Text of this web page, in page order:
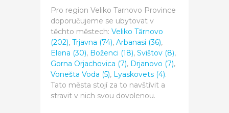
Pro region Veliko Tarnovo Province
doporučujeme se ubytovat v
těchto městech: Veliko Tărnovo
(202), Trjavna (74), Arbanasi (36),
Elena (30), Boženci (18), Svištov (8),
Gorna Orjachovica (7), Drjanovo (7),
Vonešta Voda (5), Lyaskovets (4).
Tato města stojí za to navštívit a
stravit v nich svou dovolenou.